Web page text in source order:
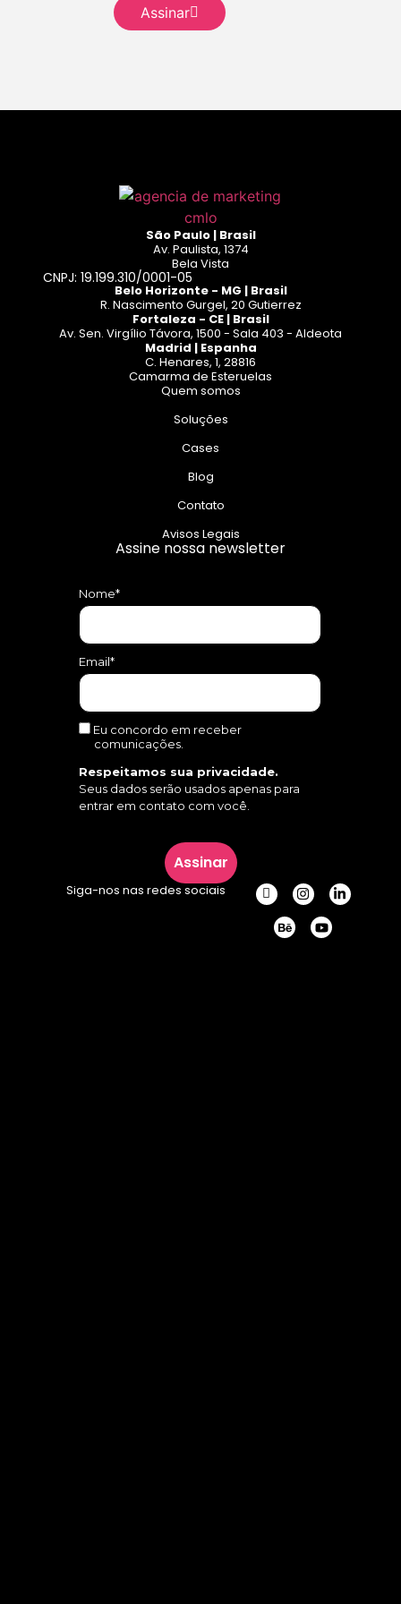
Assinar
São Paulo | Brasil
Av. Paulista, 1374
Bela Vista
CNPJ: 19.199.310/0001-05
Belo Horizonte - MG | Brasil
R. Nascimento Gurgel, 20 Gutierrez
Fortaleza - CE | Brasil
Av. Sen. Virgílio Távora, 1500 - Sala 403 - Aldeota
Madrid | Espanha
C. Henares, 1, 28816
Camarma de Esteruelas
Quem somos
Soluções
Cases
Blog
Contato
Avisos Legais
Assine nossa newsletter
Nome*
Email*
Eu concordo em receber
comunicações.
Respeitamos sua privacidade.
Seus dados serão usados apenas para
entrar em contato com você.
Assinar
Siga-nos nas redes sociais